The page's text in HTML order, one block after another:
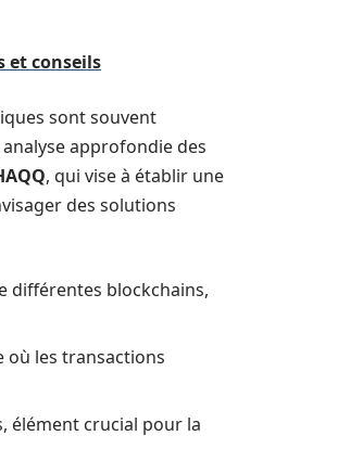
et conseils
sont souvent
approfondie des
, qui vise à établir une
des solutions
différentes blockchains,
où les transactions
élément crucial pour la